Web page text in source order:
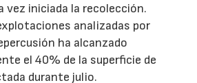
vez iniciada la recolección.
analizadas por
ha alcanzado
el 40% de la superficie de
durante julio.